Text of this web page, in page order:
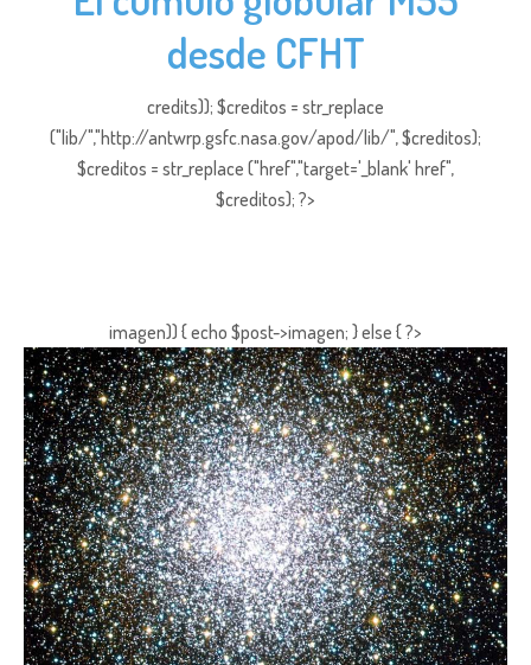
desde CFHT
credits)); $creditos = str_replace
("lib/","http://antwrp.gsfc.nasa.gov/apod/lib/", $creditos);
$creditos = str_replace ("href","target='_blank' href",
$creditos); ?>
imagen)) { echo $post->imagen; } else { ?>